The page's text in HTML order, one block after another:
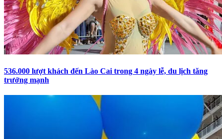
536.000 lượt khách đến Lào Cai trong 4 ngày lễ, du lịch tăng
trưởng mạnh